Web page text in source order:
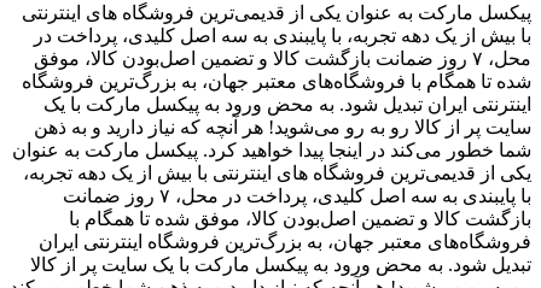
پیکسل مارکت به عنوان یکی از قدیمی‌ترین فروشگاه های اینترنتی
با بیش از یک دهه تجربه، با پایبندی به سه اصل کلیدی، پرداخت در
محل، ۷ روز ضمانت بازگشت کالا و تضمین اصل‌بودن کالا، موفق
شده تا همگام با فروشگاه‌های معتبر جهان، به بزرگ‌ترین فروشگاه
اینترنتی ایران تبدیل شود. به محض ورود به پیکسل مارکت با یک
سایت پر از کالا رو به رو می‌شوید! هر آنچه که نیاز دارید و به ذهن
شما خطور می‌کند در اینجا پیدا خواهید کرد. پیکسل مارکت به عنوان
یکی از قدیمی‌ترین فروشگاه های اینترنتی با بیش از یک دهه تجربه،
با پایبندی به سه اصل کلیدی، پرداخت در محل، ۷ روز ضمانت
بازگشت کالا و تضمین اصل‌بودن کالا، موفق شده تا همگام با
فروشگاه‌های معتبر جهان، به بزرگ‌ترین فروشگاه اینترنتی ایران
تبدیل شود. به محض ورود به پیکسل مارکت با یک سایت پر از کالا